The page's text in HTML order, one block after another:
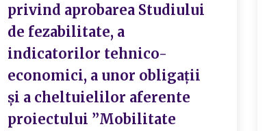
privind aprobarea Studiului
de fezabilitate, a
indicatorilor tehnico-
economici, a unor obligații
și a cheltuielilor aferente
proiectului ”Mobilitate